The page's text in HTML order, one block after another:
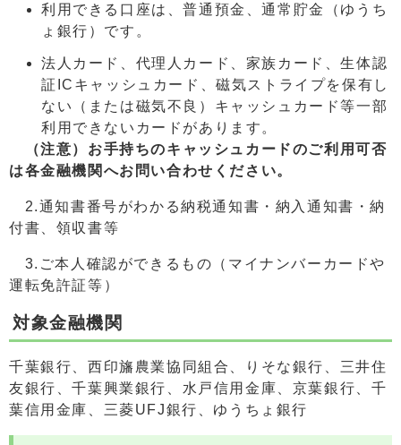
利用できる口座は、普通預金、通常貯金（ゆうち
ょ銀行）です。
法人カード、代理人カード、家族カード、生体認
証ICキャッシュカード、磁気ストライプを保有し
ない（または磁気不良）キャッシュカード等一部
利用できないカードがあります。
（注意）お手持ちのキャッシュカードのご利用可否
は各金融機関へお問い合わせください。
2.通知書番号がわかる納税通知書・納入通知書・納
付書、領収書等
3.ご本人確認ができるもの（マイナンバーカードや
運転免許証等）
対象金融機関
千葉銀行、西印旛農業協同組合、りそな銀行、三井住
友銀行、千葉興業銀行、水戸信用金庫、京葉銀行、千
葉信用金庫、三菱UFJ銀行、ゆうちょ銀行